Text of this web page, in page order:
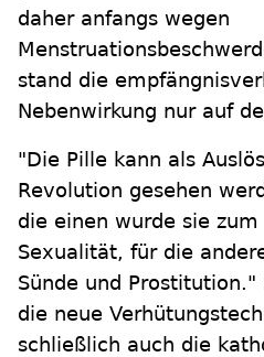
daher anfangs wegen
stand die
Nebenwirkung nur auf
"Die Pille kann als
Revolution gesehen
die einen wurde sie
Sexualität, für die
Sünde und Prostitution."
die neue
schließlich auch die